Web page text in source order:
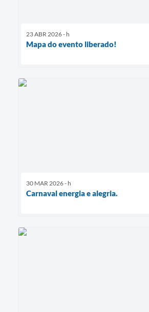
23 ABR 2026 - h
Mapa do evento liberado!
30 MAR 2026 - h
Carnaval energia e alegria.